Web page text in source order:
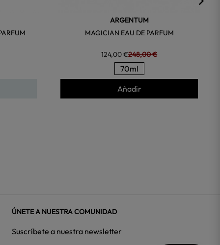
ARGENTUM
MAGICIAN EAU DE PARFUM
124,00 €248,00 €
70ml
Añadir
ÚNETE A NUESTRA COMUNIDAD
Suscríbete a nuestra newsletter